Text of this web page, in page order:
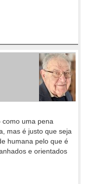
uma pena
mas é justo que seja
humana pelo que é
e orientados